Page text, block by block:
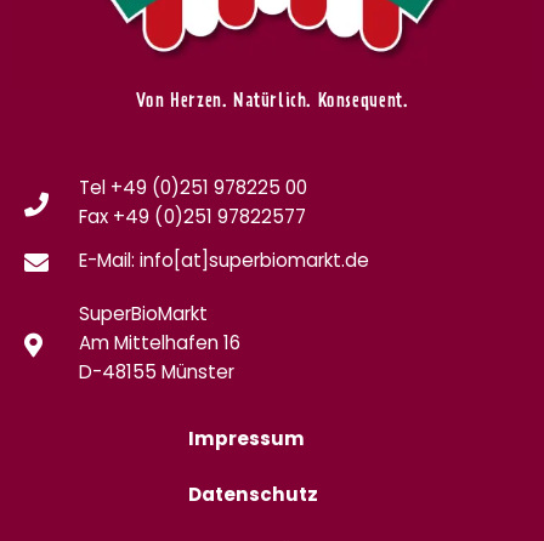
Von Herzen. Natürlich. Konsequent.
Tel +49 (0)251 978225 00
Fax +49 (0)251 97822577
E-Mail: info[at]superbiomarkt.de
SuperBioMarkt
Am Mittelhafen 16
D-48155 Münster
Impressum
Datenschutz